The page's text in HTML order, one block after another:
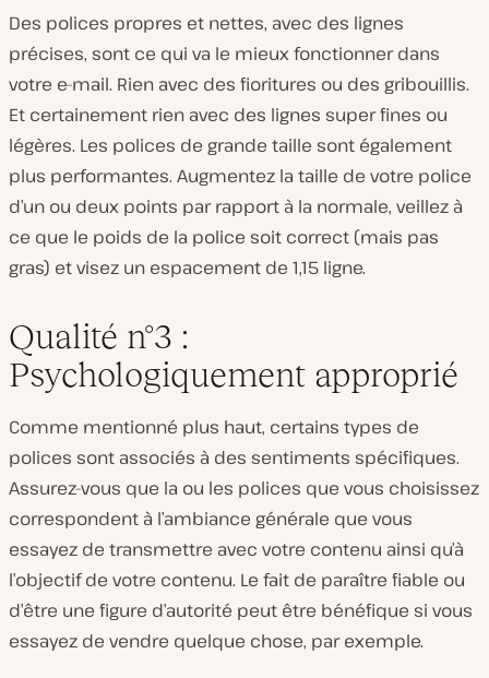
Des polices propres et nettes, avec des lignes
précises, sont ce qui va le mieux fonctionner dans
votre e-mail. Rien avec des fioritures ou des gribouillis.
Et certainement rien avec des lignes super fines ou
légères. Les polices de grande taille sont également
plus performantes. Augmentez la taille de votre police
d’un ou deux points par rapport à la normale, veillez à
ce que le poids de la police soit correct (mais pas
gras) et visez un espacement de 1,15 ligne.
Qualité n°3 :
Psychologiquement approprié
Comme mentionné plus haut, certains types de
polices sont associés à des sentiments spécifiques.
Assurez-vous que la ou les polices que vous choisissez
correspondent à l’ambiance générale que vous
essayez de transmettre avec votre contenu ainsi qu’à
l’objectif de votre contenu. Le fait de paraître fiable ou
d’être une figure d’autorité peut être bénéfique si vous
essayez de vendre quelque chose, par exemple.